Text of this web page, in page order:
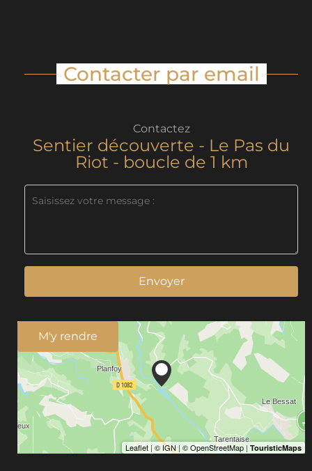
Contacter par email
Contactez
Sentier découverte - Le Pas du
Riot - boucle de 1 km
Envoyer
M'y rendre